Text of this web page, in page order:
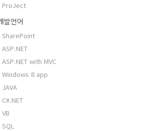
ProJect
발언어
SharePoint
ASP.NET
ASP.NET with MVC
Windows 8 app
JAVA
C#.NET
VB
SQL